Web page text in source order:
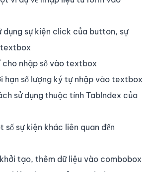
dụng sự kiện click của button, sự
nhập số vào textbox
hạn số lượng ký tự nhập vào textbox
sử dụng thuộc tính TabIndex của
số sự kiện khác liên quan đến
tạo, thêm dữ liệu vào combobox